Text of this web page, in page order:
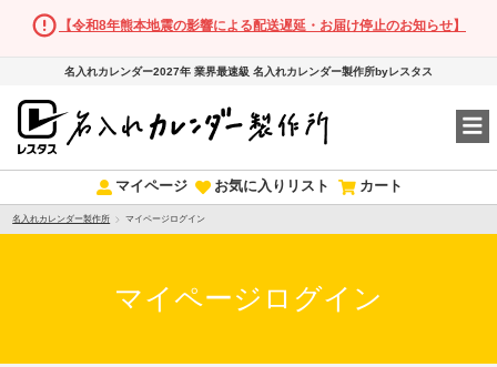
【令和8年熊本地震の影響による配送遅延・お届け停止のお知らせ】
名入れカレンダー2027年 業界最速級 名入れカレンダー製作所byレスタス
マイページ お気に入りリスト カート
名入れカレンダー製作所 マイページログイン
マイページログイン